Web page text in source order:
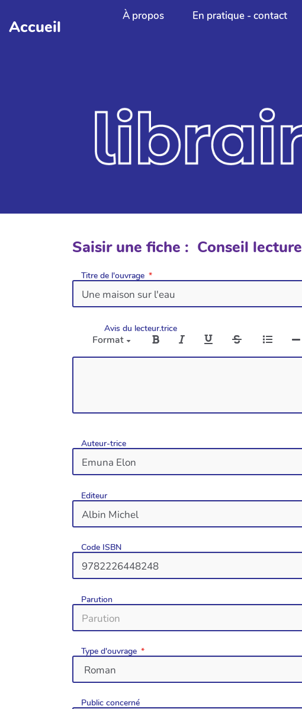
Aller au contenu principal
Accueil
À propos En pratique - contact
Saisir une fiche : Conseil lecture
Titre de l'ouvrage
Avis du lecteur.trice
Format
Auteur-trice
Editeur
Code ISBN
Parution
Type d'ouvrage
Public concerné